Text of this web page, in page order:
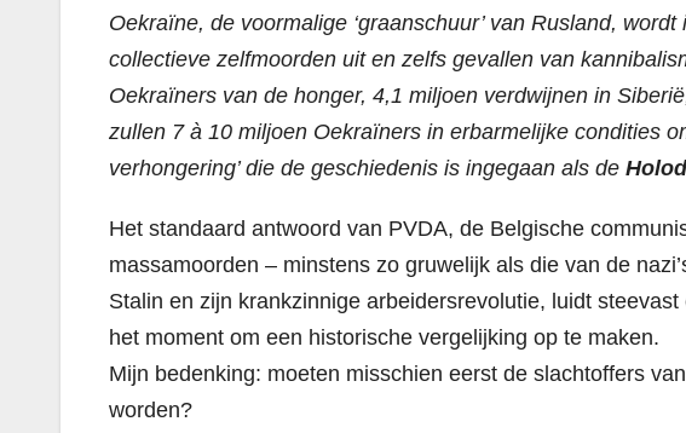
Oekraïne, de voormalige ‘graanschuur’ van Rusland,
collectieve zelfmoorden uit en zelfs gevallen van
Oekraïners van de honger, 4,1 miljoen verdwijnen in
zullen 7 à 10 miljoen Oekraïners in erbarmelijke condities
verhongering’ die de geschiedenis is ingegaan als de
Het standaard antwoord van PVDA, de Belgische
massamoorden – minstens zo gruwelijk als die van de
Stalin en zijn krankzinnige arbeidersrevolutie, luidt
het moment om een historische vergelijking op te maken.
Mijn bedenking: moeten misschien eerst de slachtoffers
worden?